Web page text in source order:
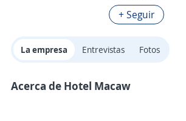
+ Seguir
La empresa Entrevistas Fotos
Acerca de Hotel Macaw